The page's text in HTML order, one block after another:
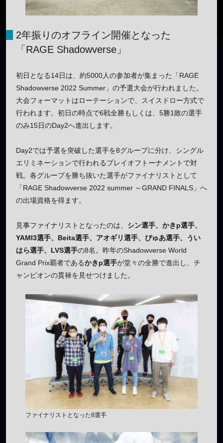
2年振りのオフライン開催となった
「RAGE Shadowverse」
初日となる14日は、約5000人の参加者が集まった「RAGE
Shadowverse 2022 Summer」の予選大会が行われました。
大会フォーマットはローテーションで、スイスドロー方式で
行われます。初日の時点で6戦全勝もしくは、5勝1敗の選手
のみ15日のDay2へ進出します。
Day2では予選を突破した選手を8グループに分け、シングル
エリミネーションで行われるプレイオフトーナメントで対
戦。各グループを勝ち抜いた選手がファイナリストとして
「RAGE Shadowverse 2022 summer ～GRAND FINALS」へ
の出場資格を得ます。
見事ファイナリストとなったのは、 シン選手、かきp選手、
YAMI3選手、Beita選手、アオギリ選手、ぴゅあ選手、うい
はら選手、LVS選手の8名。昨年のShadowverse World
Grand Prix覇者であるかきp選手が堂々の全勝で進出し、チ
ャンピオンの貫禄を見せつけました。
ファイナリストとなった8選手